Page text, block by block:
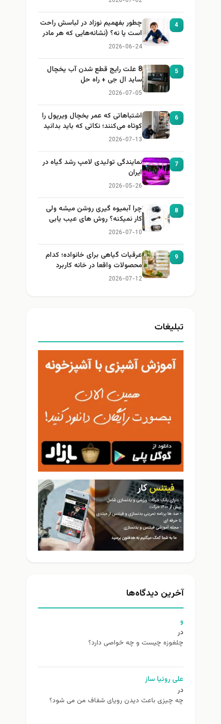
چطور بفهمیم نوزاد در لباسش راحت
است یا نه؟ (نشانه‌هایی که هر مادر
باید بداند)
2026-06-24
8 علت رایج قطع شدن آب یخچال
ساید ال جی + راه حل
2026-07-05
اشتباهاتی که عمر یخچال ویرپول را
کوتاه می‌کنند؛ نکاتی که باید بدانید
2026-07-13
نمایندگی تولیدی لامپ رشد گیاه در
ایران
2026-05-26
چرا آبمیوه گیری روشن میشه ولی
کار نمیکنه؟ روش های عیب یابی
2026-07-10
عرقیات گیاهی برای خانواده؛ کدام
محصولات واقعا در خانه کاربرد
دارند؟
2026-07-12
آخرین دیدگاه‌ها
چلغوزه چیست و چه خواصی دارد؟
علی روئیا ساز
چه چیزی باعث دیدن رویای شفاف من می شود؟